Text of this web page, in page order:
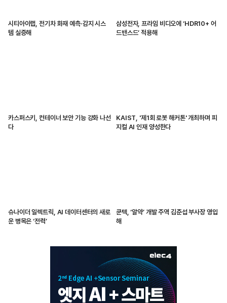
시티아이랩, 전기차 화재 예측·감지 시스
템 실증해
삼성전자, 프라임 비디오에 ‘HDR10+ 어
드밴스드’ 적용해
카스퍼스키, 컨테이너 보안 기능 강화 나선
다
KAIST, '제1회 로봇 해커톤' 개최하며 피
지컬 AI 인재 양성한다
슈나이더 일렉트릭, AI 데이터센터의 새로
운 병목은 ‘전력’
쿤텍, ‘알약’ 개발 주역 김준섭 부사장 영입
해